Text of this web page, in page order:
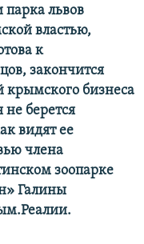
парка львов
властью,
к
закончится
крымского бизнеса
не берется
видят ее
члена
зоопарке
Галины